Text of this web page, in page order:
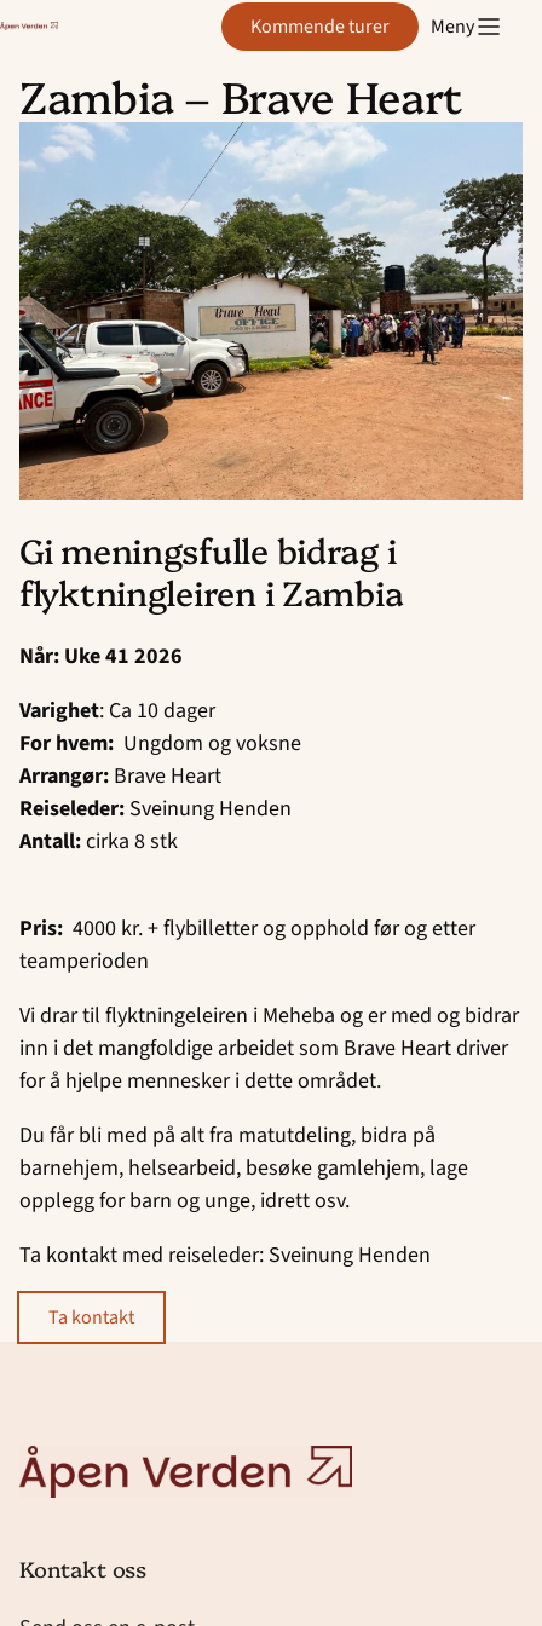
Hopp
innhold
Verden Kommende turer Meny
Zambia – Brave Heart
Gi meningsfulle bidrag i
flyktningleiren i Zambia
Når: Uke 41 2026
Varighet: Ca 10 dager
For hvem: Ungdom og voksne
Arrangør: Brave Heart
Reiseleder: Sveinung Henden
Antall:cirka 8 stk
Pris: 4000 kr. + flybilletter og opphold før og etter
teamperioden
Vi drar til flyktningeleiren i Meheba og er med og bidrar
inn i det mangfoldige arbeidet som Brave Heart driver
for å hjelpe mennesker i dette området.
Du får bli med på alt fra matutdeling, bidra på
barnehjem, helsearbeid, besøke gamlehjem, lage
opplegg for barn og unge, idrett osv.
Ta kontakt med reiseleder: Sveinung Henden
ta kontakt
Åpen
Verden
Kontakt oss